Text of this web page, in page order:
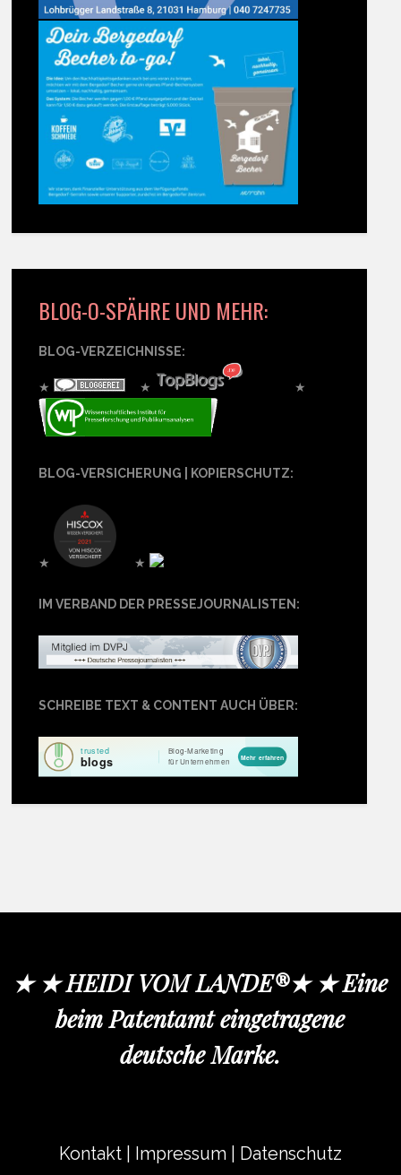
BLOG-O-SPÄHRE UND MEHR:
BLOG-VERZEICHNISSE:
★ ★ ★
BLOG-VERSICHERUNG | KOPIERSCHUTZ:
★ ★
IM VERBAND DER PRESSEJOURNALISTEN:
SCHREIBE TEXT & CONTENT AUCH ÜBER:
★ ★ HEIDI VOM LANDE®★ ★ Eine
beim Patentamt eingetragene
deutsche Marke.
Kontakt Impressum Datenschutz